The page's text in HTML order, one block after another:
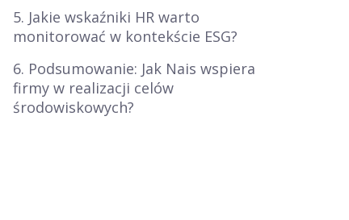
5. Jakie wskaźniki HR warto
monitorować w kontekście ESG?
6. Podsumowanie: Jak Nais wspiera
firmy w realizacji celów
środowiskowych?